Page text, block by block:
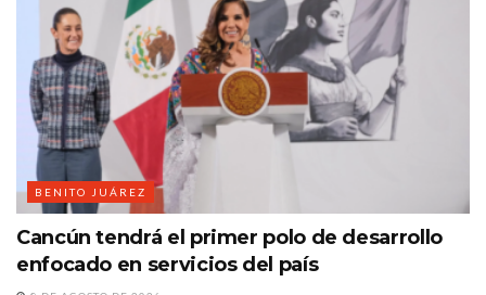
BENITO JUÁREZ
Cancún tendrá el primer polo de desarrollo
enfocado en servicios del país